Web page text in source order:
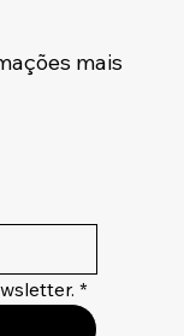
mais
*